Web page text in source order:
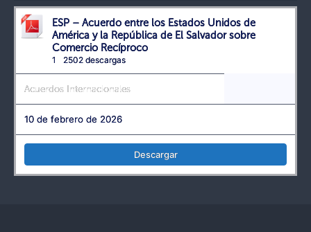
ESP – Acuerdo entre los Estados Unidos de
América y la República de El Salvador sobre
Comercio Recíproco
1 2502 descargas
Acuerdos Internacionales
10 de febrero de 2026
Descargar